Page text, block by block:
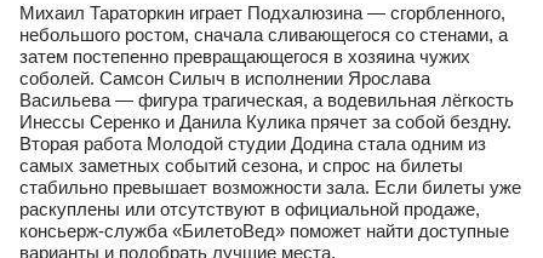
Михаил Тараторкин играет Подхалюзина — сгорбленного,
небольшого ростом, сначала сливающегося со стенами, а
затем постепенно превращающегося в хозяина чужих
соболей. Самсон Силыч в исполнении Ярослава
Васильева — фигура трагическая, а водевильная лёгкость
Инессы Серенко и Данила Кулика прячет за собой бездну.
Вторая работа Молодой студии Додина стала одним из
самых заметных событий сезона, и спрос на билеты
стабильно превышает возможности зала. Если билеты уже
раскуплены или отсутствуют в официальной продаже,
консьерж‑служба «БилетоВед» поможет найти доступные
варианты и подобрать лучшие места.